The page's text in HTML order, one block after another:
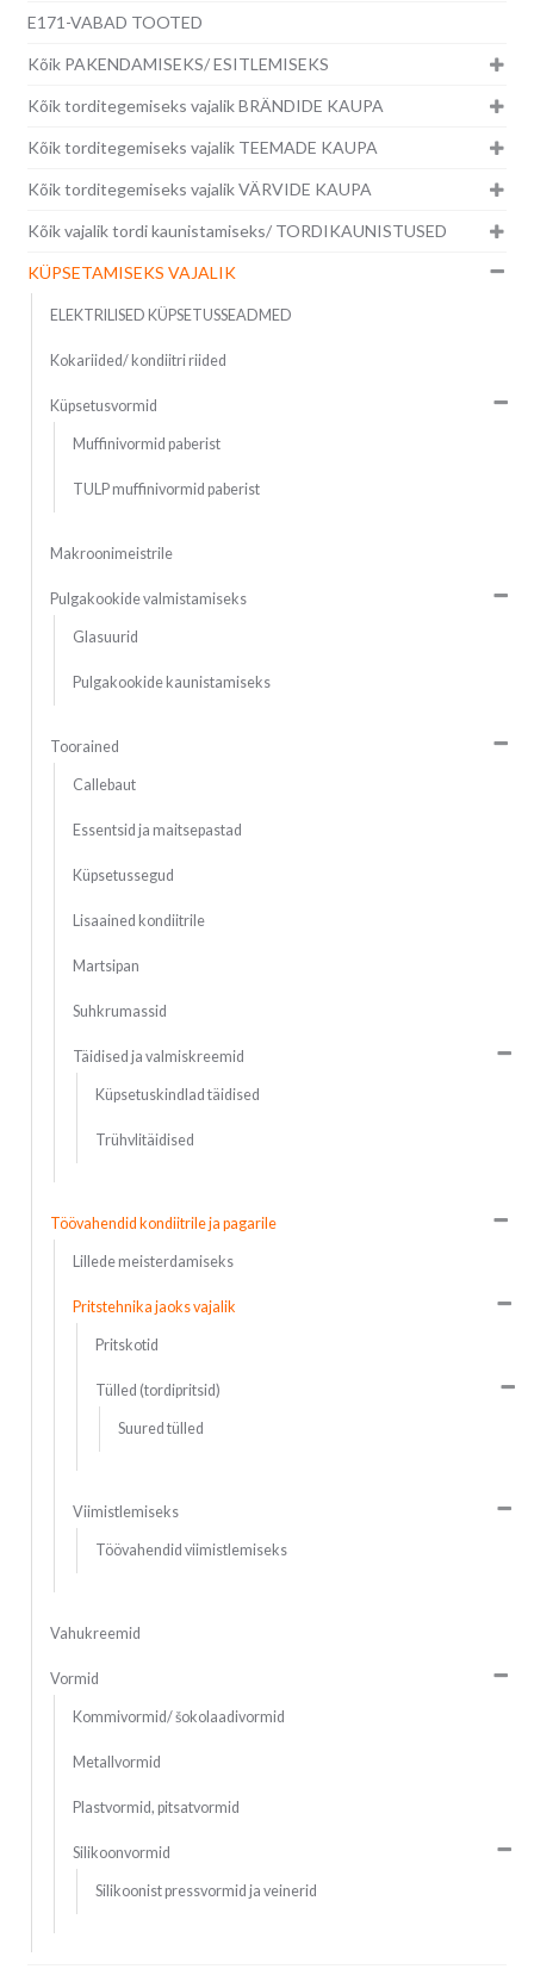
E171-VABAD TOOTED
Kõik PAKENDAMISEKS/ ESITLEMISEKS
Kõik torditegemiseks vajalik BRÄNDIDE KAUPA
Kõik torditegemiseks vajalik TEEMADE KAUPA
Kõik torditegemiseks vajalik VÄRVIDE KAUPA
Kõik vajalik tordi kaunistamiseks/ TORDIKAUNISTUSED
KÜPSETAMISEKS VAJALIK
ELEKTRILISED KÜPSETUSSEADMED
Kokariided/ kondiitri riided
Küpsetusvormid
Muffinivormid paberist
TULP muffinivormid paberist
Makroonimeistrile
Pulgakookide valmistamiseks
Glasuurid
Pulgakookide kaunistamiseks
Toorained
Callebaut
Essentsid ja maitsepastad
Küpsetussegud
Lisaained kondiitrile
Martsipan
Suhkrumassid
Täidised ja valmiskreemid
Küpsetuskindlad täidised
Trühvlitäidised
Töövahendid kondiitrile ja pagarile
Lillede meisterdamiseks
Pritstehnika jaoks vajalik
Pritskotid
Tülled (tordipritsid)
Suured tülled
Viimistlemiseks
Töövahendid viimistlemiseks
Vahukreemid
Vormid
Kommivormid/ šokolaadivormid
Metallvormid
Plastvormid, pitsatvormid
Silikoonvormid
Silikoonist pressvormid ja veinerid